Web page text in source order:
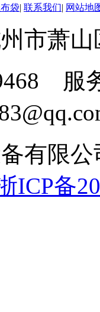
袋| 联系我们| 网站地
市萧
服
有限公
ICP备